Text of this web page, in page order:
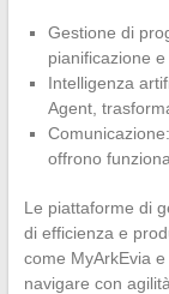
Gestione di
pianificazione e
Intelligenza
Agent,
offrono
Le piattaforme di
di efficienza e
come MyArkEvia
navigare con